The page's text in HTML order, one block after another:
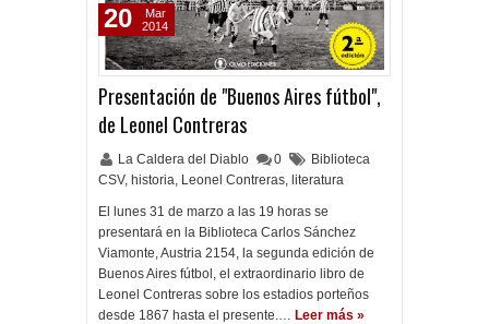
Presentación de "Buenos Aires fútbol",
de Leonel Contreras
La Caldera del Diablo 0
Biblioteca
CSV, historia, Leonel Contreras, literatura
El lunes 31 de marzo a las 19 horas se
presentará en la Biblioteca Carlos Sánchez
Viamonte, Austria 2154, la segunda edición de
Buenos Aires fútbol, el extraordinario libro de
Leonel Contreras sobre los estadios porteños
desde 1867 hasta el presente.… Leer más »
20
Mar
2014